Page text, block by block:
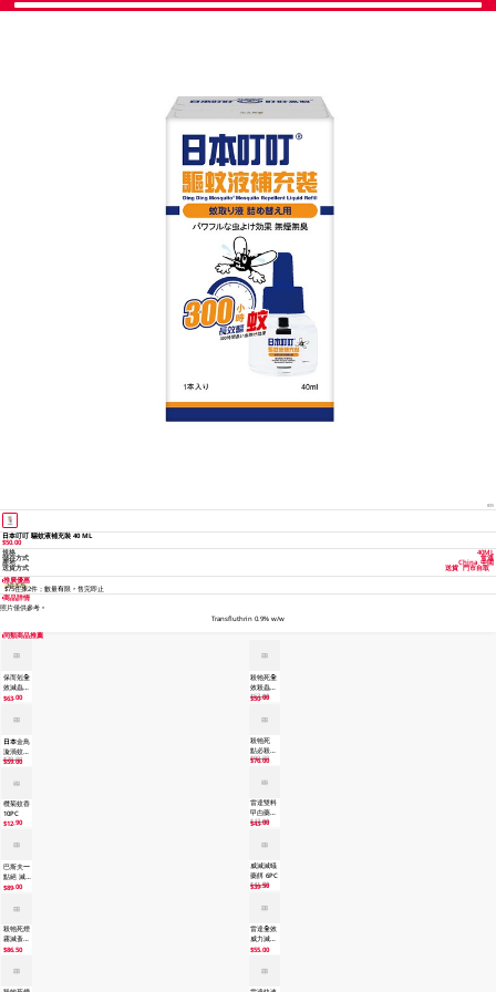
1/1
日本叮叮 驅蚊液補充裝 40 ML
$50.00
規格
40ML
儲存方式 常溫
產地 China 中國
送貨方式 送貨
門市自取
推廣優惠
2件$75
$75任揀2件；數量有限，售完即止
商品詳情
照片僅供參考。
Transfluthrin 0.9% w/w
同類商品推薦
保而剋全
效滅蟲劑
500ML
$63.00
日本金鳥
漩渦蚊
香-粗卷
$79.00
$59.00
欖菊蚊香
10PC
$12.90
巴斯夫一
點絕 滅
蟑凝膠餌
$89.00
殺牠死煙
霧滅蚤劑
10GM
$86.50
殺牠死全
效殺蟲噴
劑
$57.00
$50.00
殺牠死
點必殺殺
蟑螂凝膠
$90.00
$76.00
雷達雙料
曱甴藥餌
8PC
$47.90
$43.00
威滅滅蟻
藥餌 6PC
$41.00
$39.50
雷達全效
威力滅蟲
噴霧
$55.00